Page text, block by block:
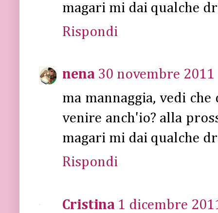
magari mi dai qualche
Rispondi
nena 30 novembre
ma mannaggia, vedi
venire anch'io? alla
magari mi dai qualche
Rispondi
Cristina 1 dicembre